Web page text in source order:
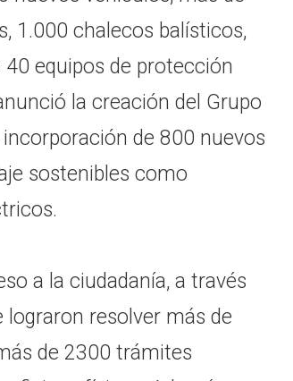
1.000 chalecos balísticos,
equipos de protección
la creación del Grupo
de 800 nuevos
sostenibles como
a la ciudadanía, a través
lograron resolver más de
de 2300 trámites